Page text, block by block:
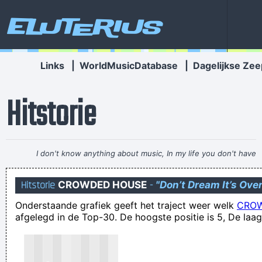
Eluterius
Links WorldMusicDatabase Dagelijkse
Hitstorie
I don't know anything about music, In my life you don't have
to.~ Elvis Presley
⚠️Belangrijk bericht voor u - Nu openen!⚠️
Er werd met man en muis gewerkt
Zweden Hazaar
Hitstorie CROWDED HOUSE - "Don’t Dream It’s Over
Onderstaande grafiek geeft het traject weer welk
afgelegd in de Top-30. De hoogste positie is 5, De